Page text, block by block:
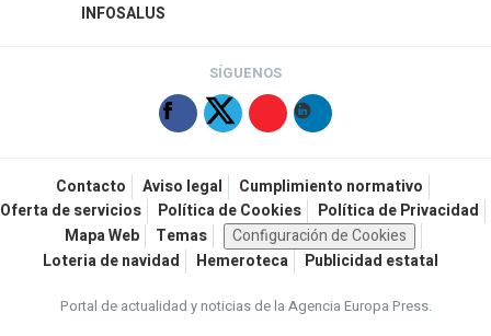
INFOSALUS
SÍGUENOS
Contacto Aviso legal
Cumplimiento normativo
Oferta de servicios
Política de Cookies
Política de Privacidad
Mapa Web
Temas
Configuración de Cookies
Loteria de navidad
Hemeroteca Publicidad estatal
Portal de actualidad y noticias de la Agencia Europa Press.